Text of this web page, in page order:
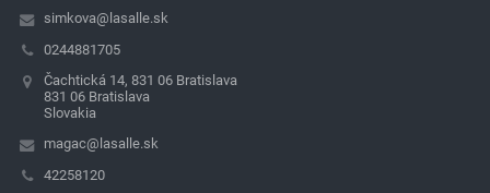
simkova@lasalle.sk
0244881705
Čachtická 14, 831 06 Bratislava
831 06 Bratislava
Slovakia
magac@lasalle.sk
42258120